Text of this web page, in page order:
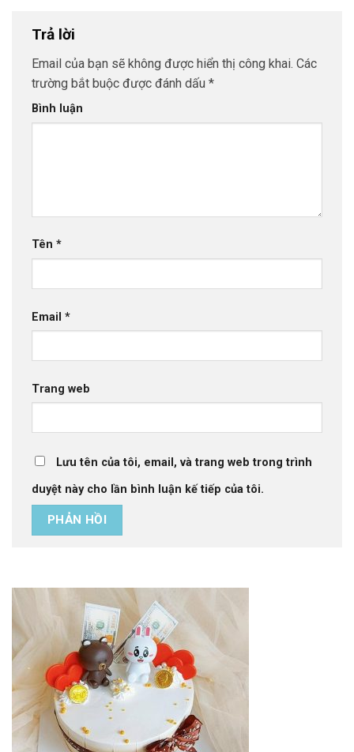
Trả lời
Email của bạn sẽ không được hiển thị công khai. Các
trường bắt buộc được đánh dấu *
Bình luận
Tên *
Email *
Trang web
Lưu tên của tôi, email, và trang web trong trình
duyệt này cho lần bình luận kế tiếp của tôi.